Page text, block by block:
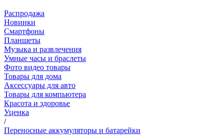
Распродажа
Новинки
Смартфоны
Планшеты
Музыка и развлечения
Умные часы и браслеты
Фото видео товары
Товары для дома
Аксессуары для авто
Товары для компьютера
Красота и здоровье
Уценка
/
Переносные аккумуляторы и батарейки